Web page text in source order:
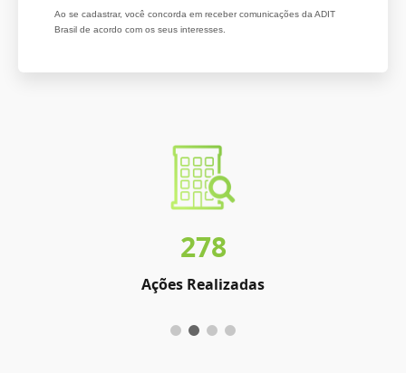
Ao se cadastrar, você concorda em receber comunicações da ADIT
Brasil de acordo com os seus interesses.
278
Ações Realizadas